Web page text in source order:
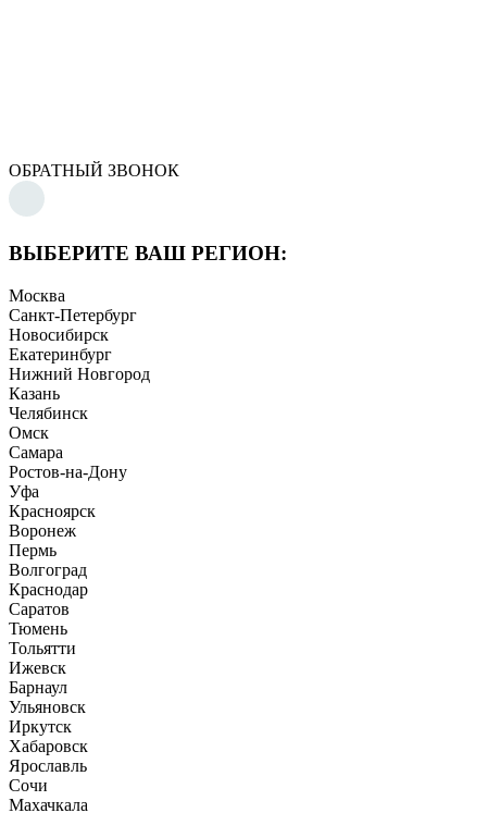
ОБРАТНЫЙ ЗВОНОК
ВЫБЕРИТЕ ВАШ РЕГИОН:
Москва
Санкт-Петербург
Новосибирск
Екатеринбург
Нижний Новгород
Казань
Челябинск
Омск
Самара
Ростов-на-Дону
Уфа
Красноярск
Воронеж
Пермь
Волгоград
Краснодар
Саратов
Тюмень
Тольятти
Ижевск
Барнаул
Ульяновск
Иркутск
Хабаровск
Ярославль
Сочи
Махачкала